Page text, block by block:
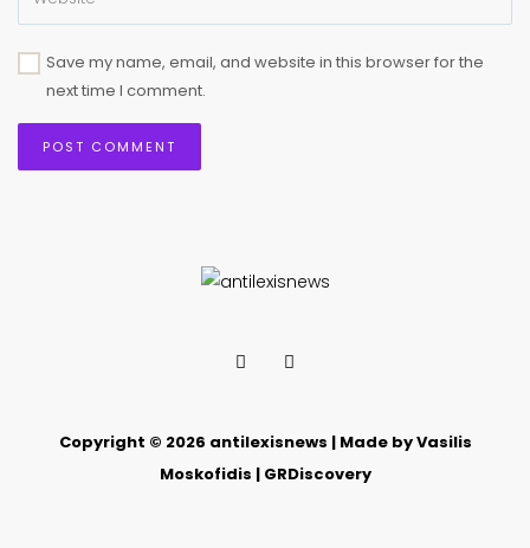
Save my name, email, and website in this browser for the
next time I comment.
Copyright © 2026 antilexisnews | Made by Vasilis
Moskofidis | GRDiscovery